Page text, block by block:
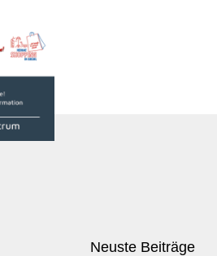
Neuste Beiträge